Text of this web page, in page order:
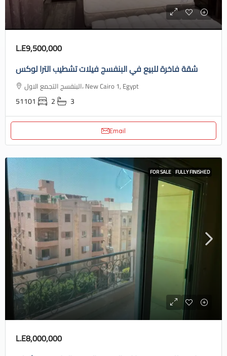
L.E9,500,000
شقة فاخرة للبيع في البنفسج فيلات تشطيب الترا لوكس
البنفسج التجمع الاول، New Cairo 1, Egypt
51101 2 3
Email
FOR SALE FULLY FINISHED
L.E8,000,000